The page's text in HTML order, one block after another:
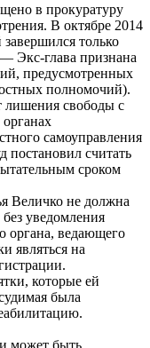
в прокуратуру
В октябре 2014
только
Экс-глава признана
предусмотренных
полномочий).
лишения свободы с
самоуправления
постановил считать
сроком
Величко не должна
уведомления
органа, ведающего
являться на
которые ей
была
может быть